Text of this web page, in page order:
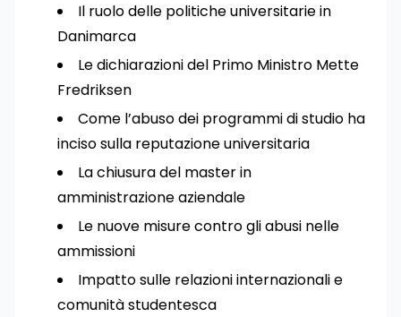
Il ruolo delle politiche universitarie in
Danimarca
Le dichiarazioni del Primo Ministro Mette
Fredriksen
Come l’abuso dei programmi di studio ha
inciso sulla reputazione universitaria
La chiusura del master in
amministrazione aziendale
Le nuove misure contro gli abusi nelle
ammissioni
Impatto sulle relazioni internazionali e
comunità studentesca